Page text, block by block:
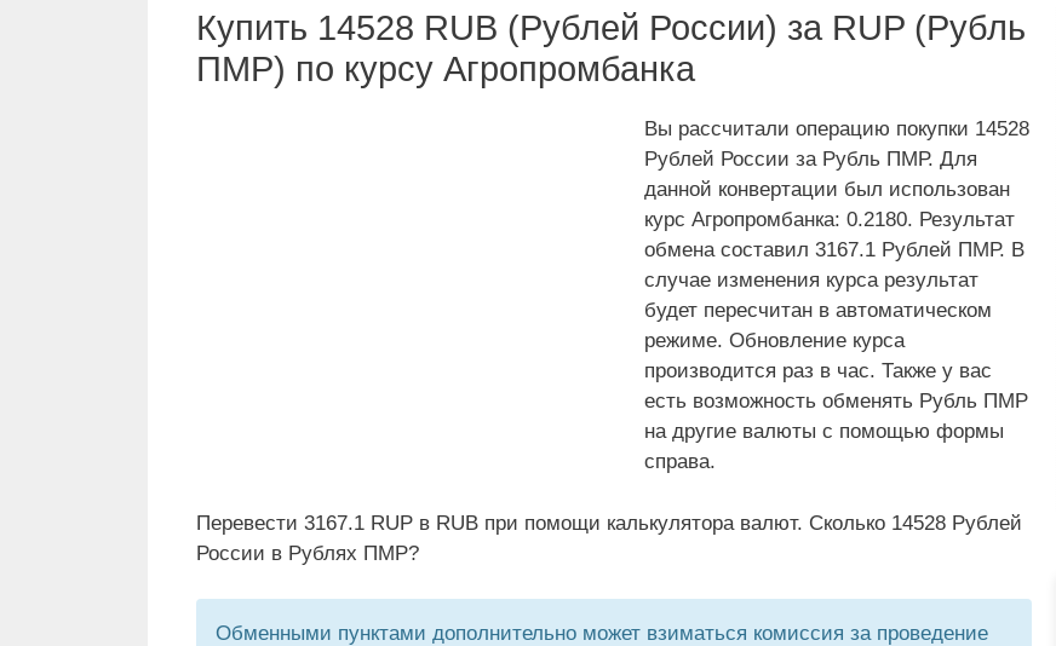
Купить 14528 RUB (Рублей России) за RUP (Рубль
ПМР) по курсу Агропромбанка
Вы рассчитали операцию покупки 14528
Рублей России за Рубль ПМР. Для
данной конвертации был использован
курс Агропромбанка: 0.2180. Результат
обмена составил 3167.1 Рублей ПМР. В
случае изменения курса результат
будет пересчитан в автоматическом
режиме. Обновление курса
производится раз в час. Также у вас
есть возможность обменять Рубль ПМР
на другие валюты с помощью формы
справа.
Перевести 3167.1 RUP в RUB при помощи калькулятора валют. Сколько 14528 Рублей
России в Рублях ПМР?
Обменными пунктами дополнительно может взиматься комиссия за проведение